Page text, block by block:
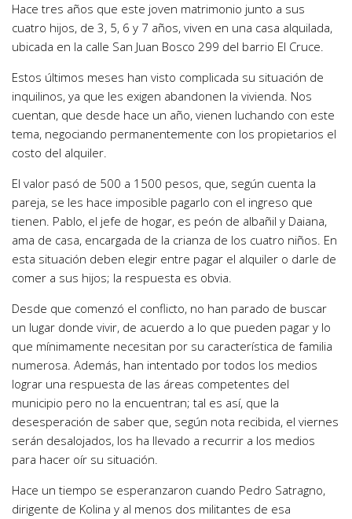
Hace tres años que este joven matrimonio junto a sus
cuatro hijos, de 3, 5, 6 y 7 años, viven en una casa alquilada,
ubicada en la calle San Juan Bosco 299 del barrio El Cruce.
Estos últimos meses han visto complicada su situación de
inquilinos, ya que les exigen abandonen la vivienda. Nos
cuentan, que desde hace un año, vienen luchando con este
tema, negociando permanentemente con los propietarios el
costo del alquiler.
El valor pasó de 500 a 1500 pesos, que, según cuenta la
pareja, se les hace imposible pagarlo con el ingreso que
tienen. Pablo, el jefe de hogar, es peón de albañil y Daiana,
ama de casa, encargada de la crianza de los cuatro niños. En
esta situación deben elegir entre pagar el alquiler o darle de
comer a sus hijos; la respuesta es obvia.
Desde que comenzó el conflicto, no han parado de buscar
un lugar donde vivir, de acuerdo a lo que pueden pagar y lo
que mínimamente necesitan por su característica de familia
numerosa. Además, han intentado por todos los medios
lograr una respuesta de las áreas competentes del
municipio pero no la encuentran; tal es así, que la
desesperación de saber que, según nota recibida, el viernes
serán desalojados, los ha llevado a recurrir a los medios
para hacer oír su situación.
Hace un tiempo se esperanzaron cuando Pedro Satragno,
dirigente de Kolina y al menos dos militantes de esa